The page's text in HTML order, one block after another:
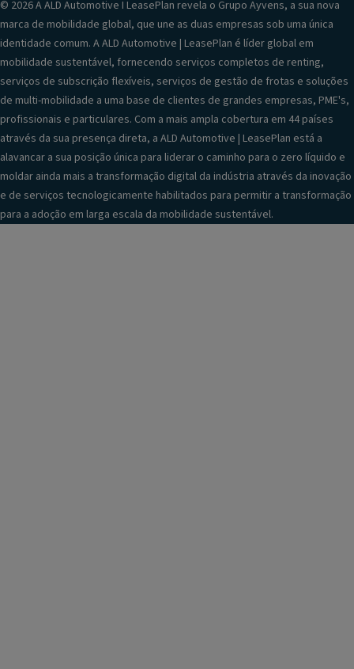
© 2026 A ALD Automotive I LeasePlan revela o Grupo Ayvens, a sua nova
marca de mobilidade global, que une as duas empresas sob uma única
identidade comum. A ALD Automotive | LeasePlan é líder global em
mobilidade sustentável, fornecendo serviços completos de renting,
serviços de subscrição flexíveis, serviços de gestão de frotas e soluções
de multi-mobilidade a uma base de clientes de grandes empresas, PME's,
profissionais e particulares. Com a mais ampla cobertura em 44 países
através da sua presença direta, a ALD Automotive | LeasePlan está a
alavancar a sua posição única para liderar o caminho para o zero líquido e
moldar ainda mais a transformação digital da indústria através da inovação
e de serviços tecnologicamente habilitados para permitir a transformação
para a adoção em larga escala da mobilidade sustentável.